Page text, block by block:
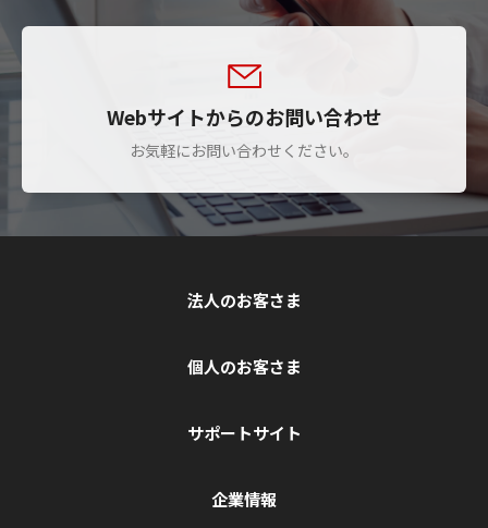
Webサイトからのお問い合わせ
お気軽にお問い合わせください。
法人のお客さま
個人のお客さま
サポートサイト
企業情報